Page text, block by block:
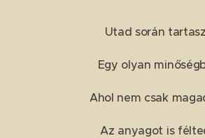
Utad során
Egy olyan
Ahol nem csak
Az anyagot is